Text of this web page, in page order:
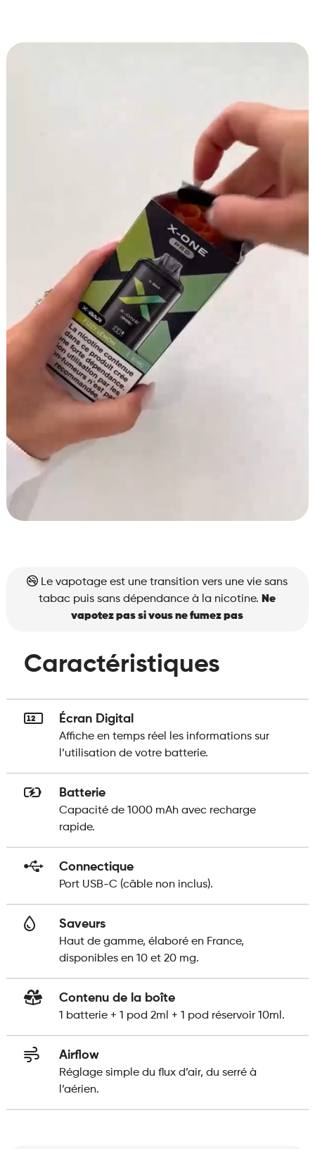
Le vapotage est une transition vers une vie sans
tabac puis sans dépendance à la nicotine. Ne
vapotez pas si vous ne fumez pas
Caractéristiques
Écran Digital
Affiche en temps réel les informations sur
l’utilisation de votre batterie.
Batterie
Capacité de 1000 mAh avec recharge
rapide.
Connectique
Port USB-C (câble non inclus).
Saveurs
Haut de gamme, élaboré en France,
disponibles en 10 et 20 mg.
Contenu de la boîte
1 batterie + 1 pod 2ml + 1 pod réservoir 10ml.
Airflow
Réglage simple du flux d’air, du serré à
l’aérien.